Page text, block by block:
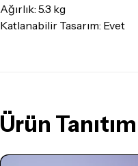
Ağırlık: 5.3 kg
Katlanabilir Tasarım: Evet
Ürün